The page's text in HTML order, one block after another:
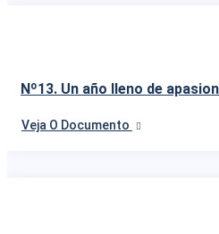
Nº13. Un año lleno de
Veja O Documento